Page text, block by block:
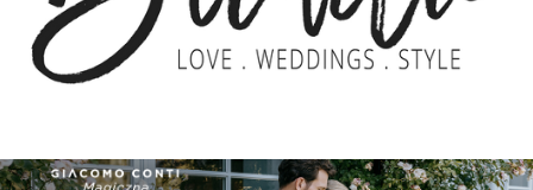
REKLAMA
ADVERTISING